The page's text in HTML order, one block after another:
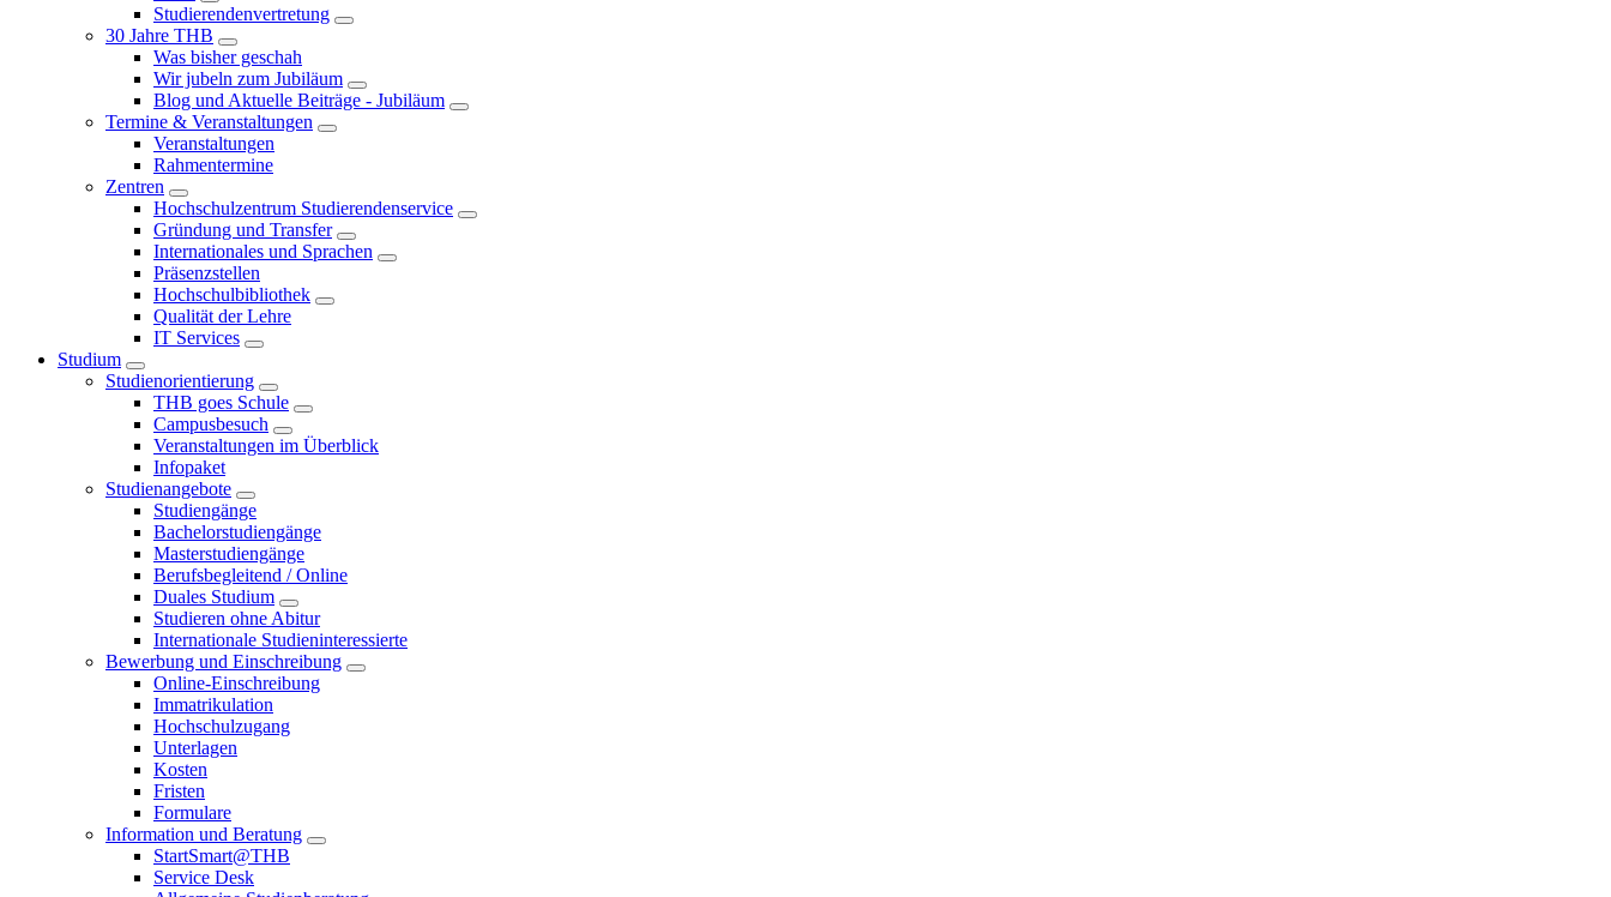
Studierendenvertretung
30 Jahre THB
Was bisher geschah
Wir jubeln zum Jubiläum
Blog und Aktuelle Beiträge - Jubiläum
Termine & Veranstaltungen
Veranstaltungen
Rahmentermine
Zentren
Hochschulzentrum Studierendenservice
Gründung und Transfer
Internationales und Sprachen
Präsenzstellen
Hochschulbibliothek
Qualität der Lehre
IT Services
Studium
Studienorientierung
THB goes Schule
Campusbesuch
Veranstaltungen im Überblick
Infopaket
Studienangebote
Studiengänge
Bachelorstudiengänge
Masterstudiengänge
Berufsbegleitend / Online
Duales Studium
Studieren ohne Abitur
Internationale Studieninteressierte
Bewerbung und Einschreibung
Online-Einschreibung
Immatrikulation
Hochschulzugang
Unterlagen
Kosten
Fristen
Formulare
Information und Beratung
StartSmart@THB
Service Desk